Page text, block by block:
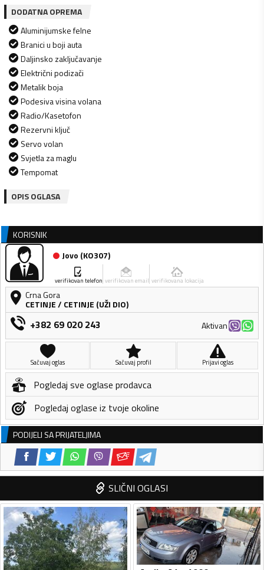
DODATNA OPREMA
Aluminijumske felne
Branici u boji auta
Daljinsko zaključavanje
Električni podizači
Metalik boja
Podesiva visina volana
Radio/Kasetofon
Rezervni ključ
Servo volan
Svjetla za maglu
Tempomat
OPIS OGLASA
KORISNIK
Jovo (KO307)
verifikovan telefon verifikovan email verifikovana lokacija
Crna Gora
CETINJE/ CETINJE (UŽI DIO)
+382 69 020 243 Aktivan
Sačuvaj oglas Sačuvaj profil Prijavi oglas
Pogledaj sve oglase prodavca
Pogledaj oglase iz tvoje okoline
PODIJELI SA PRIJATELJIMA
SLIČNI OGLASI